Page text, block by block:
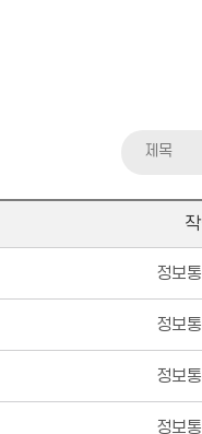
제목
정보
정보
정보
정보